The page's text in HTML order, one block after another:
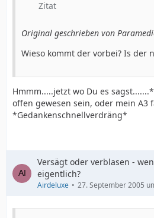
Zitat
Original geschrieben von
Wieso kommt der vorbei? Is der
Hmmm.....jetzt wo Du es
offen gewesen sein, oder mein A3
*Gedankenschnellverdräng*
Versägt oder verblasen -
eigentlich?
Airdeluxe 27. September 2005